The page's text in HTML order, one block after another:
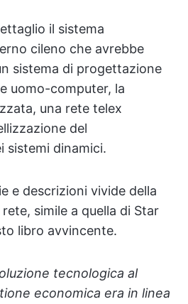
il sistema
cileno che avrebbe
sistema di progettazione
uomo-computer, la
una rete telex
del
sistemi dinamici.
e descrizioni vivide della
simile a quella di Star
libro avvincente.
tecnologica al
economica era in linea